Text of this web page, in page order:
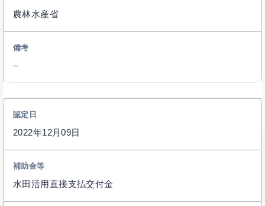
農林水産省
–
2022年12月09日
水田活用直接支払交付金